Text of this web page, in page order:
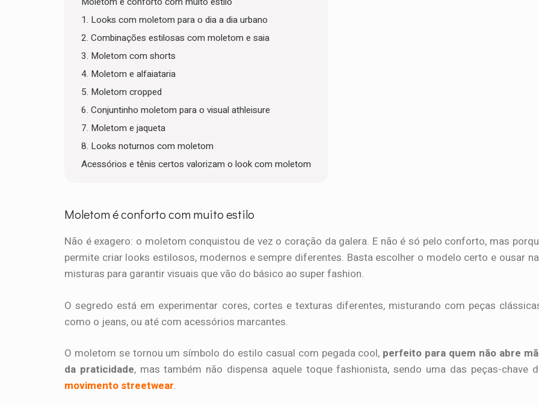
1. Looks com moletom para o dia a dia urbano
2. Combinações estilosas com moletom e saia
3. Moletom com shorts
4. Moletom e alfaiataria
5. Moletom cropped
6. Conjuntinho moletom para o visual athleisure
7. Moletom e jaqueta
8. Looks noturnos com moletom
Acessórios e tênis certos valorizam o look com moletom
Moletom é conforto com muito estilo
Não é exagero: o moletom conquistou de vez o coração da galera. E não é só pelo conforto, mas
permite criar looks estilosos, modernos e sempre diferentes. Basta escolher o modelo certo e ousar
misturas para garantir visuais que vão do básico ao super fashion.
O segredo está em experimentar cores, cortes e texturas diferentes, misturando com peças
como o jeans, ou até com acessórios marcantes.
O moletom se tornou um símbolo do estilo casual com pegada cool, perfeito para quem não abre
da praticidade, mas também não dispensa aquele toque fashionista, sendo uma das peças-chave
movimento streetwear.